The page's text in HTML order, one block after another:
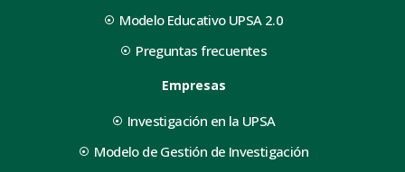
Modelo Educativo UPSA 2.0
Preguntas frecuentes
Empresas
Investigación en la UPSA
Modelo de Gestión de Investigación